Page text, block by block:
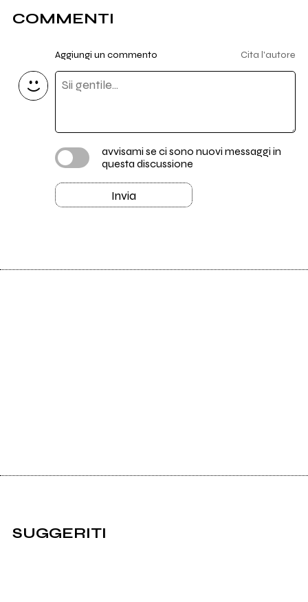
COMMENTI
Aggiungi un commento Cita l'autore
avvisami se ci sono nuovi messaggi in
questa discussione
Invia
SUGGERITI